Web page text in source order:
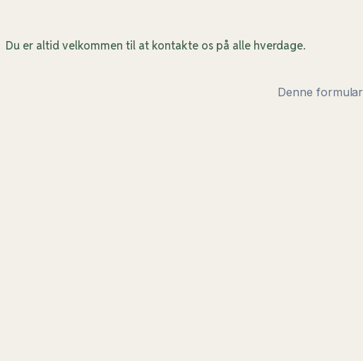
Du er altid velkommen til at kontakte os på alle hverdage.